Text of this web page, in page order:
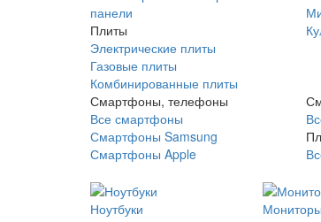
панели
Плиты
Электрические плиты
Газовые плиты
Комбинированные плиты
Смартфоны, телефоны
Все смартфоны
Смартфоны Samsung
Смартфоны Apple
Ноутбуки Мониторы